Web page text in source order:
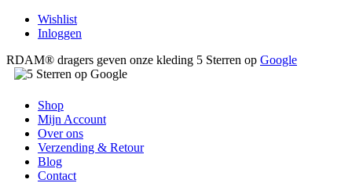
Wishlist
Inloggen
RDAM® dragers geven onze kleding 5 Sterren op Google
Shop
Mijn Account
Over ons
Verzending & Retour
Blog
Contact